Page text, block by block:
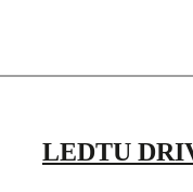
LEDTU